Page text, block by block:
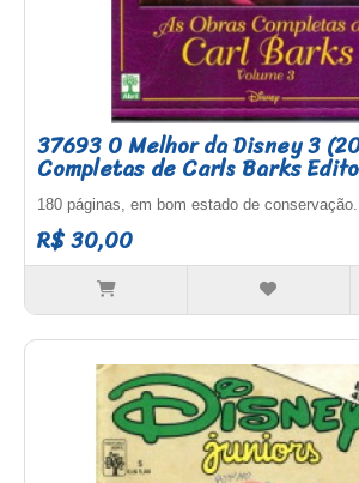
37693 O Melhor da Disney 3
Completas de Carls Barks
180 páginas, em bom estado de
R$ 30,00